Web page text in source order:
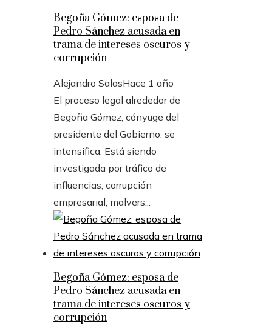
Begoña Gómez: esposa de
Pedro Sánchez acusada en
trama de intereses oscuros y
corrupción
Alejandro SalasHace 1 año
El proceso legal alrededor de
Begoña Gómez, cónyuge del
presidente del Gobierno, se
intensifica. Está siendo
investigada por tráfico de
influencias, corrupción
empresarial, malvers...
Begoña Gómez: esposa de
Pedro Sánchez acusada en
trama de intereses oscuros y
corrupción